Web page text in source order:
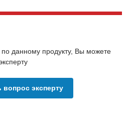
данному продукту, Вы можете
вопрос эксперту